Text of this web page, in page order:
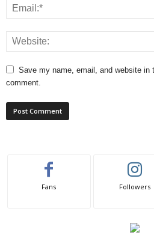
Save my name, email, and website in
comment.
Fans Followers